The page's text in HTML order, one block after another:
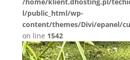
l/public_html/wp-
content/themes/Divi/epanel/
on line 1542